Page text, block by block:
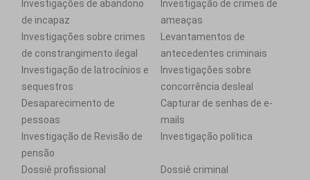
Investigações de abandono
de incapaz
Investigação de crimes de
ameaças
Investigações sobre crimes
de constrangimento ilegal
Levantamentos de
antecedentes criminais
Investigação de latrocínios e
sequestros
Investigações sobre
concorrência desleal
Desaparecimento de
pessoas
Capturar de senhas de e-
mails
Investigação de Revisão de
pensão
Investigação política
Dossiê profissional
Dossiê criminal